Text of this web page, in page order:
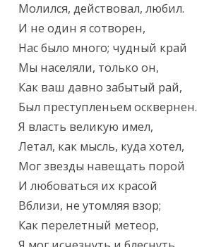
Молился, действовал, любил.
И не один я сотворен,
Нас было много; чудный край
Мы населяли, только он,
Как ваш давно забытый рай,
Был преступленьем осквернен.
Я власть великую имел,
Летал, как мысль, куда хотел,
Мог звезды навещать порой
И любоваться их красой
Вблизи, не утомляя взор;
Как перелетный метеор,